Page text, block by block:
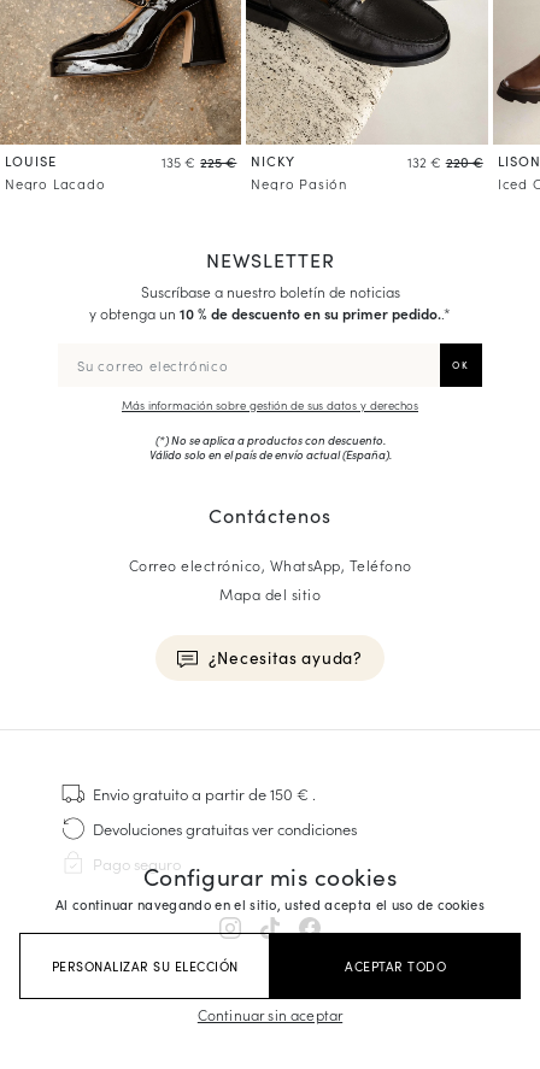
LOUISE 135 € 225 €
Negro Lacado
NICKY 132 € 220 €
Negro Pasión
LISON
Iced
Configurar mis cookies
Al continuar navegando en el sitio, usted acepta el uso de cookies
PERSONALIZAR SU ELECCIÓN ACEPTAR TODO
Continuar sin aceptar
NEWSLETTER
Suscríbase a nuestro boletín de noticias
y obtenga un 10 % de descuento en su primer pedido..*
Más información sobre gestión de sus datos y derechos
(*) No se aplica a productos con descuento.
Válido solo en el país de envío actual (España).
Contáctenos
Correo electrónico, WhatsApp, Teléfono
Mapa del sitio
¿Necesitas ayuda?
Zapatillas
Cosido Goodyear
Derbies y Richelieu
Zapatos Richelieu Hombre
Mocasines
Sandalias y Alpargatas
Maletines Business
Envio gratuitoa partir de 150 €
Devoluciones gratuitasver condiciones
Pago seguro